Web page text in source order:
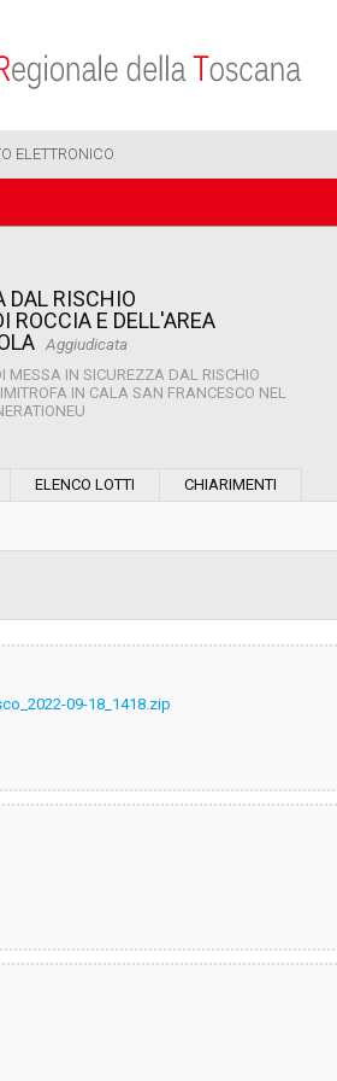
ELETTRONICO
DAL RISCHIO
ROCCIA E DELL'AREA
Aggiudicata
MESSA IN SICUREZZA DAL RISCHIO
IN CALA SAN FRANCESCO NEL
Valore stimato della procedura:
ELENCO LOTTI CHIARIMENTI
09-18_1418.zip